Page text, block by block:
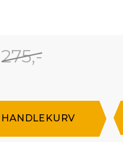
275,-